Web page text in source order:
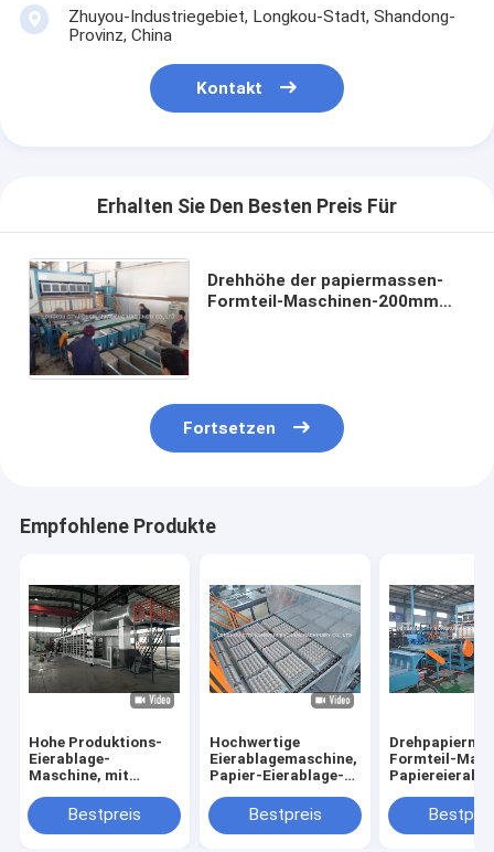
Zhuyou-Industriegebiet, Longkou-Stadt, Shandong-
Provinz, China
Kontakt
Erhalten Sie Den Besten Preis Für
Drehhöhe der papiermassen-
Formteil-Maschinen-200mm
Fortsetzen
Empfohlene Produkte
Hohe Produktions-
Eierablage-
Maschine, mit
Papiermassenformteilmaschine
Bestpreis
Hochwertige
Eierablagemaschine,
Papier-Eierablage-
QualitätBestpreis
Formteil-